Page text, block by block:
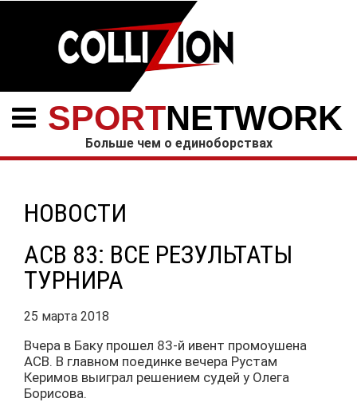
SPORTNETWORK
Больше чем о единоборствах
НОВОСТИ
ACB 83: ВСЕ РЕЗУЛЬТАТЫ
ТУРНИРА
25 марта 2018
Вчера в Баку прошел 83-й ивент промоушена
АСВ. В главном поединке вечера Рустам
Керимов выиграл решением судей у Олега
Борисова.